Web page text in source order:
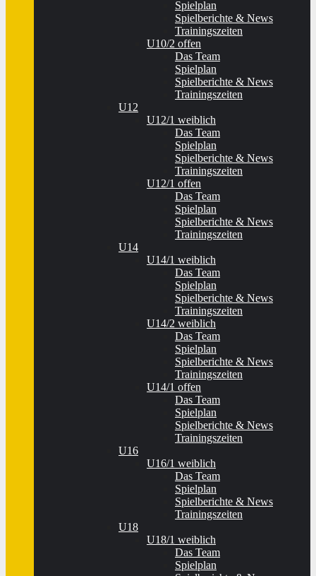
Spielplan
Spielberichte & News
Trainingszeiten
U10/2 offen
Das Team
Spielplan
Spielberichte & News
Trainingszeiten
U12
U12/1 weiblich
Das Team
Spielplan
Spielberichte & News
Trainingszeiten
U12/1 offen
Das Team
Spielplan
Spielberichte & News
Trainingszeiten
U14
U14/1 weiblich
Das Team
Spielplan
Spielberichte & News
Trainingszeiten
U14/2 weiblich
Das Team
Spielplan
Spielberichte & News
Trainingszeiten
U14/1 offen
Das Team
Spielplan
Spielberichte & News
Trainingszeiten
U16
U16/1 weiblich
Das Team
Spielplan
Spielberichte & News
Trainingszeiten
U18
U18/1 weiblich
Das Team
Spielplan